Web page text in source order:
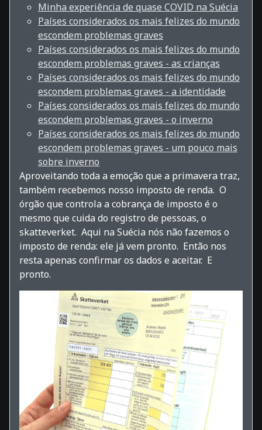
Minha experiência de quase COVID na Suécia
Países considerados os mais felizes do mundo
escondem problemas graves
Países considerados os mais felizes do mundo
escondem problemas graves - as crianças
Países considerados os mais felizes do mundo
escondem problemas graves - a identidade
Países considerados os mais felizes do mundo
escondem problemas graves - o inverno
Países considerados os mais felizes do mundo
escondem problemas graves - um pouco mais
sobre inverno
Aproveitando toda a emoção que a primavera traz,
também recebemos nosso imposto de renda. O
órgão que controla a cobrança de imposto é o
mesmo que cuida do registro de pessoas, o
skatteverket. Aqui na Suécia nós não fazemos o
imposto de renda: ele já vem pronto. Então nos
resta apenas confirmar os dados e aceitar. E
pronto.